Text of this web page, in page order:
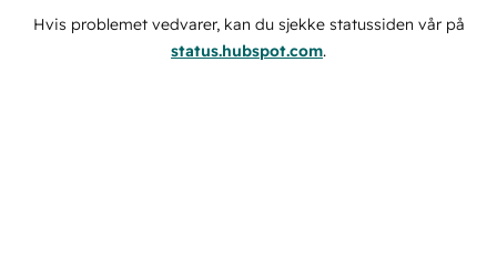
Hvis problemet vedvarer, kan du sjekke statussiden vår på
status.hubspot.com.